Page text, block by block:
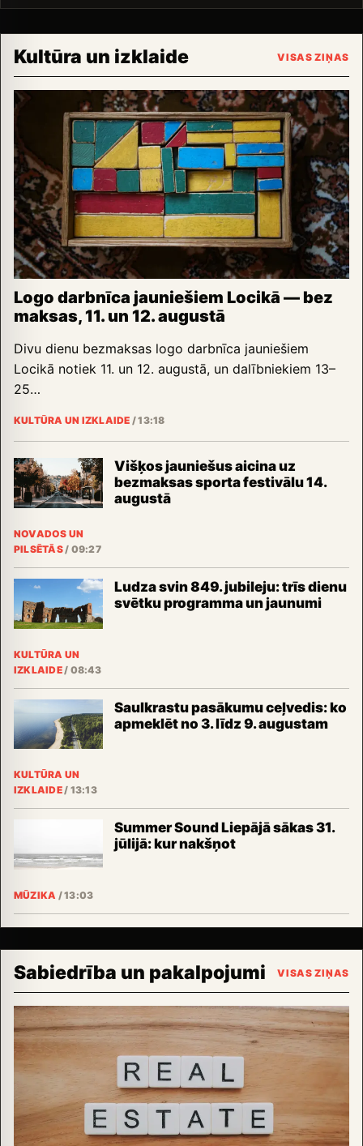
Kultūra un izklaide VISAS ZIŅAS
Logo darbnīca jauniešiem Locikā — bez
maksas, 11. un 12. augustā
Divu dienu bezmaksas logo darbnīca jauniešiem
Locikā notiek 11. un 12. augustā, un dalībniekiem 13–
25…
KULTŪRA UN IZKLAIDE /13:18
Višķos jauniešus aicina uz
bezmaksas sporta festivālu 14.
augustā
NOVADOS UN
PILSĒTĀS/ 09:27
Ludza svin 849. jubileju: trīs dienu
svētku programma un jaunumi
KULTŪRA UN
IZKLAIDE/ 08:43
Saulkrastu pasākumu ceļvedis: ko
apmeklēt no 3. līdz 9. augustam
KULTŪRA UN
IZKLAIDE/ 13:13
Summer Sound Liepājā sākas 31.
jūlijā: kur nakšņot
MŪZIKA /13:03
Sabiedrība un pakalpojumi VISAS ZIŅAS